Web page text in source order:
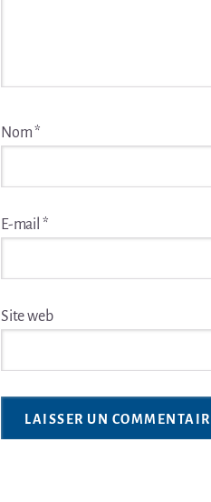
Nom*
E-mail *
Site web